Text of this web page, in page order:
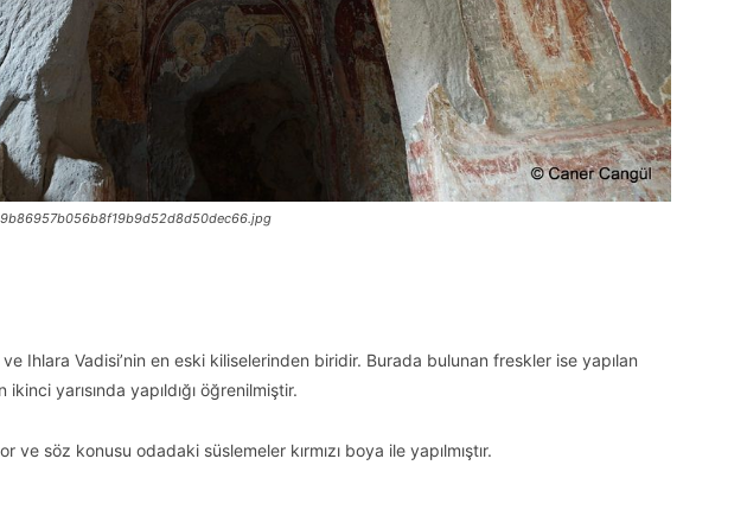
Ihlara Vadisi’nin en eski kiliselerinden biridir. Burada bulunan freskler ise yapılan
ikinci yarısında yapıldığı öğrenilmiştir.
ve söz konusu odadaki süslemeler kırmızı boya ile yapılmıştır.